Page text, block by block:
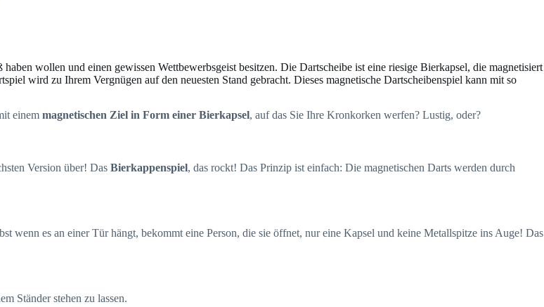
wollen und einen gewissen Wettbewerbsgeist besitzen. Die Dartscheibe ist eine riesige Bierkapsel, die magnetisiert
wird zu Ihrem Vergnügen auf den neuesten Stand gebracht. Dieses magnetische Dartscheibenspiel kann mit so
einem magnetischen Ziel in Form einer Bierkapsel, auf das Sie Ihre Kronkorken werfen? Lustig, oder?
Version über! Das Bierkappenspiel, das rockt! Das Prinzip ist einfach: Die magnetischen Darts werden durch
wenn es an einer Tür hängt, bekommt eine Person, die sie öffnet, nur eine Kapsel und keine Metallspitze ins Auge! Das
Ständer stehen zu lassen.